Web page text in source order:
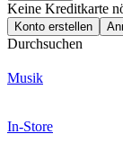
Keine Kreditkarte
Konto erstellen
Durchsuchen
Musik
In-Store